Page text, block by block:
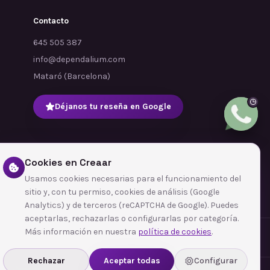
Contacto
645 505 387
info@dependalium.com
Mataró (Barcelona)
Déjanos tu reseña en Google
Cookies en Creaar
Usamos cookies necesarias para el funcionamiento del
sitio y, con tu permiso, cookies de análisis (Google
Analytics) y de terceros (reCAPTCHA de Google). Puedes
aceptarlas, rechazarlas o configurarlas por categoría.
Más información en nuestra política de cookies.
Rechazar Aceptar todas Configurar